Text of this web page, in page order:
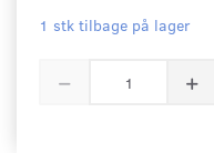
1 stk tilbage på lager